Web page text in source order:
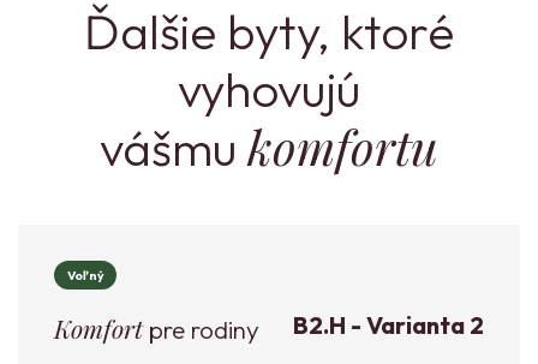
Ďalšie byty, ktoré
vyhovujú
vášmukomfortu
B2.H - Varianta 2
Komfortpre rodiny
Voľný